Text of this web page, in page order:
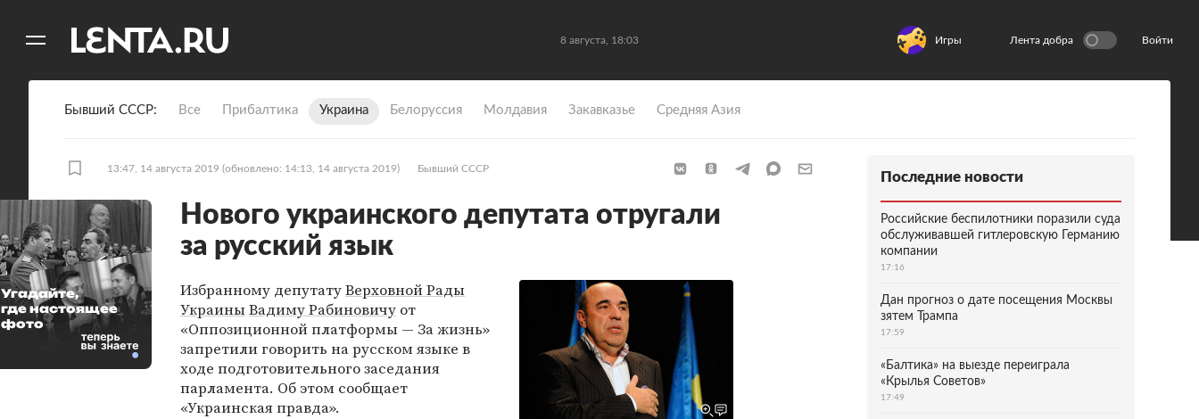
8 августа, 18:03 Игры Лента добра Войти
Бывший СССР Все Прибалтика Украина Белоруссия Молдавия Закавказье Средняя Азия
13:47, 14 августа 2019 (обновлено: 14:13, 14 августа 2019) Бывший СССР
Нового украинского депутата отругали
за русский язык
Избранному депутатуВерховной Рады
УкраиныВадиму Рабиновичу от
«Оппозиционной платформы — За жизнь»
запретили говорить на русском языке в
ходе подготовительного заседания
парламента. Об этом сообщает
«Украинская правда».
Угадайте,
где настоящее
фото
Последние новости
Российские беспилотники поразили суда
обслуживавшей гитлеровскую Германию
компании
17:16
Дан прогноз о дате посещения Москвы
зятем Трампа
17:59
«Балтика» на выезде переиграла
«Крылья Советов»
17:49